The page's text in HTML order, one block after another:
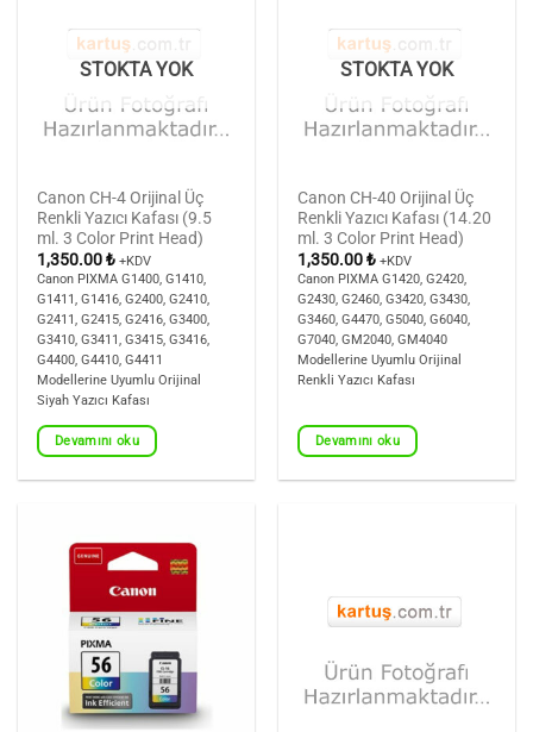
STOKTA YOK
Canon CH-4 Orijinal Üç
Renkli Yazıcı Kafası (9.5
ml. 3 Color Print Head)
1,350.00₺ +KDV
Canon PIXMA G1400, G1410,
G1411, G1416, G2400, G2410,
G2411, G2415, G2416, G3400,
G3410, G3411, G3415, G3416,
G4400, G4410, G4411
Modellerine Uyumlu Orijinal
Siyah Yazıcı Kafası
Devamını oku
STOKTA YOK
Canon CH-40 Orijinal Üç
Renkli Yazıcı Kafası (14.20
ml. 3 Color Print Head)
1,350.00₺ +KDV
Canon PIXMA G1420, G2420,
G2430, G2460, G3420, G3430,
G3460, G4470, G5040, G6040,
G7040, GM2040, GM4040
Modellerine Uyumlu Orijinal
Renkli Yazıcı Kafası
Devamını oku